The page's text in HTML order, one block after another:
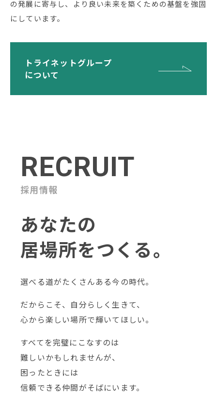
の発展に寄与し、より良い未来を築くための基盤を強固
にしています。
トライネットグループ
について
RECRUIT
採用情報
あなたの
居場所をつくる。
選べる道がたくさんある今の時代。
だからこそ、自分らしく生きて、
心から楽しい場所で輝いてほしい。
すべてを完璧にこなすのは
難しいかもしれませんが、
困ったときには
信頼できる仲間がそばにいます。